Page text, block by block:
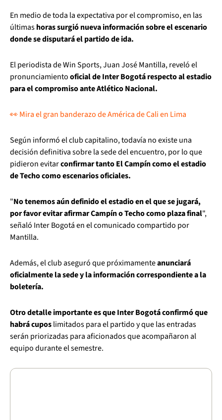
En medio de toda la expectativa por el compromiso, en las
últimashoras surgió nueva información sobre el escenario
donde se disputará el partido de ida.
El periodista de Win Sports, Juan José Mantilla, reveló el
pronunciamientooficial de Inter Bogotá respecto al estadio
para el compromiso ante Atlético Nacional.
👀 Mira el gran banderazo de América de Cali en Lima
Según informó el club capitalino, todavía no existe una
decisión definitiva sobre la sede del encuentro, por lo que
pidieron evitarconfirmar tanto El Campín como el estadio
de Techo como escenarios oficiales.
"No tenemos aún definido el estadio en el que se jugará,
por favor evitar afirmar Campín o Techo como plaza final",
señaló Inter Bogotá en el comunicado compartido por
Mantilla.
Además, el club aseguró que próximamenteanunciará
oficialmente la sede y la información correspondiente a la
boletería.
Otro detalle importante es que Inter Bogotá confirmó que
habrá cuposlimitados para el partido y que las entradas
serán priorizadas para aficionados que acompañaron al
equipo durante el semestre.